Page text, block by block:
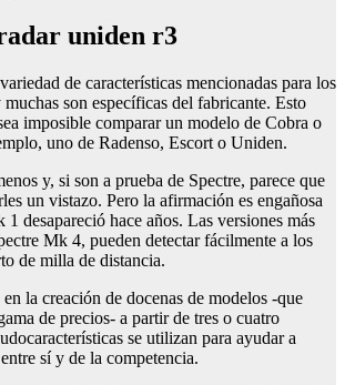
uniden r3
de características mencionadas para los
muchas son específicas del fabricante. Esto
imposible comparar un modelo de Cobra o
uno de Radenso, Escort o Uniden.
y, si son a prueba de Spectre, parece que
un vistazo. Pero la afirmación es engañosa
desapareció hace años. Las versiones más
Mk 4, pueden detectar fácilmente a los
de milla de distancia.
la creación de docenas de modelos -que
de precios- a partir de tres o cuatro
se utilizan para ayudar a
sí y de la competencia.